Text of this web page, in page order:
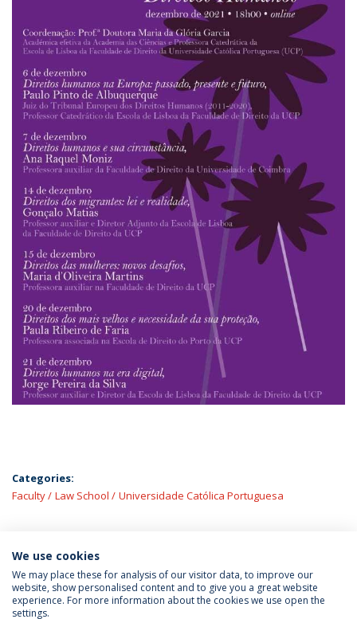
Categories:
Faculty
Law School Universidade Católica Portuguesa
LATEST NEWS
We use cookies
We may place these for analysis of our visitor data, to improve our
website, show personalised content and to give you a great website
experience. For more information about the cookies we use open the
settings.